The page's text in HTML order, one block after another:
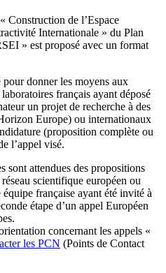
Construction de l’Espace
Internationale » du Plan
» est proposé avec un format
donner les moyens aux
français ayant déposé
un projet de recherche à des
Europe) ou internationaux
(proposition complète ou
l’appel visé.
sont attendues des propositions
scientifique européen ou
française ayant été invité à
étape d’un appel Européen
concernant les appels «
les PCN (Points de Contact